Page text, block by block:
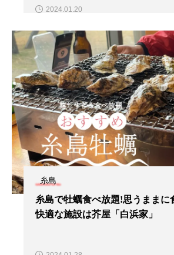
2024.01.20
糸島
糸島で牡蠣食べ放題!思うままに
快適な施設は芥屋「白浜家」